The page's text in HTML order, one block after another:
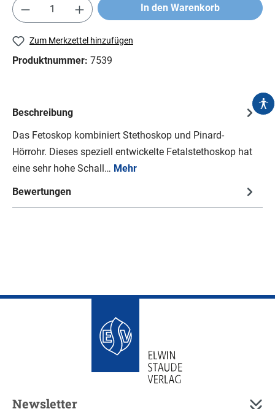
In den Warenkorb
Zum Merkzettel hinzufügen
Produktnummer: 7539
Beschreibung
Das Fetoskop kombiniert Stethoskop und Pinard-
Hörrohr. Dieses speziell entwickelte Fetalstethoskop hat
eine sehr hohe Schall… Mehr
Bewertungen
Newsletter